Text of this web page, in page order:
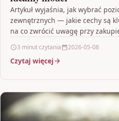
Artykuł wyjaśnia, jak wybrać
zewnętrznych — jakie cechy są
na co zwrócić uwagę przy
3 minut czytania 2026-05-08
Czytaj więcej